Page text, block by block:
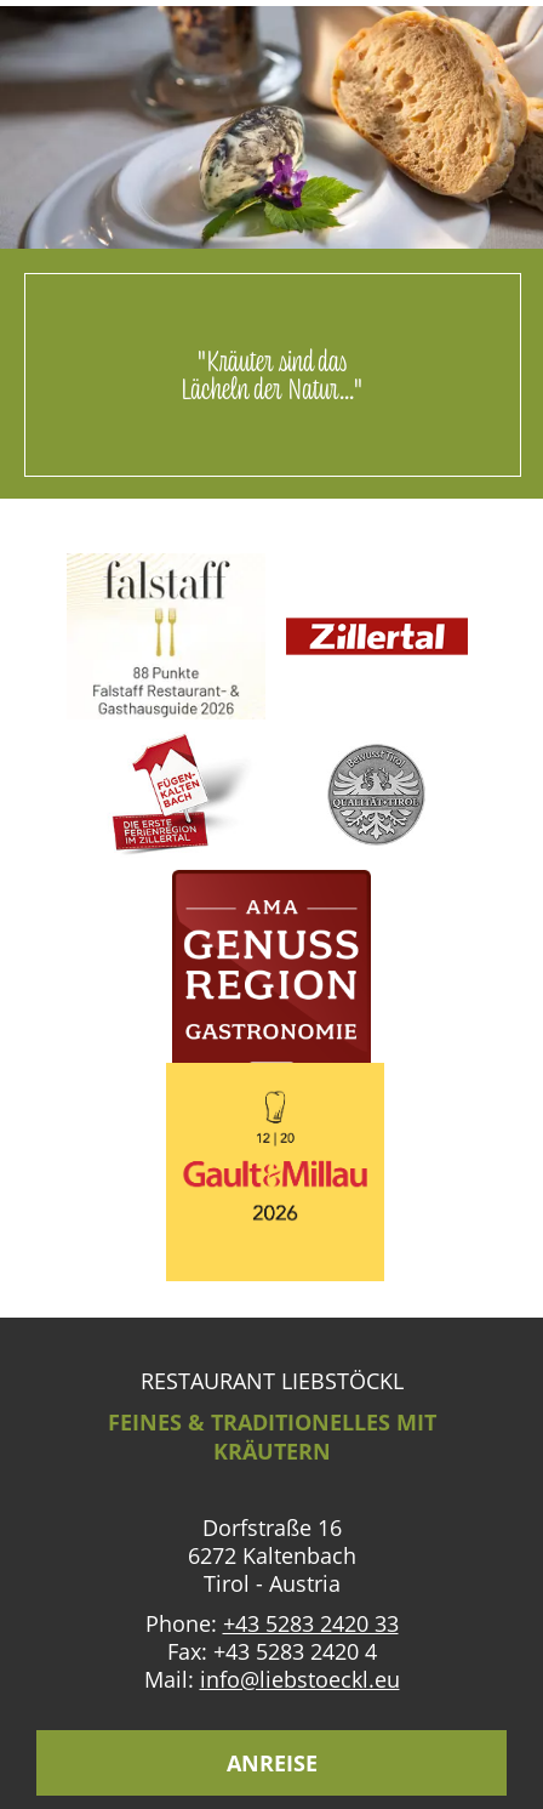
"Kräuter sind das
Lächeln der Natur..."
RESTAURANT LIEBSTÖCKL
FEINES & TRADITIONELLES MIT
KRÄUTERN
Dorfstraße 16
6272 Kaltenbach
Tirol - Austria
Phone: +43 5283 2420 33
Fax: +43 5283 2420 4
Mail: info@liebstoeckl.eu
ANREISE